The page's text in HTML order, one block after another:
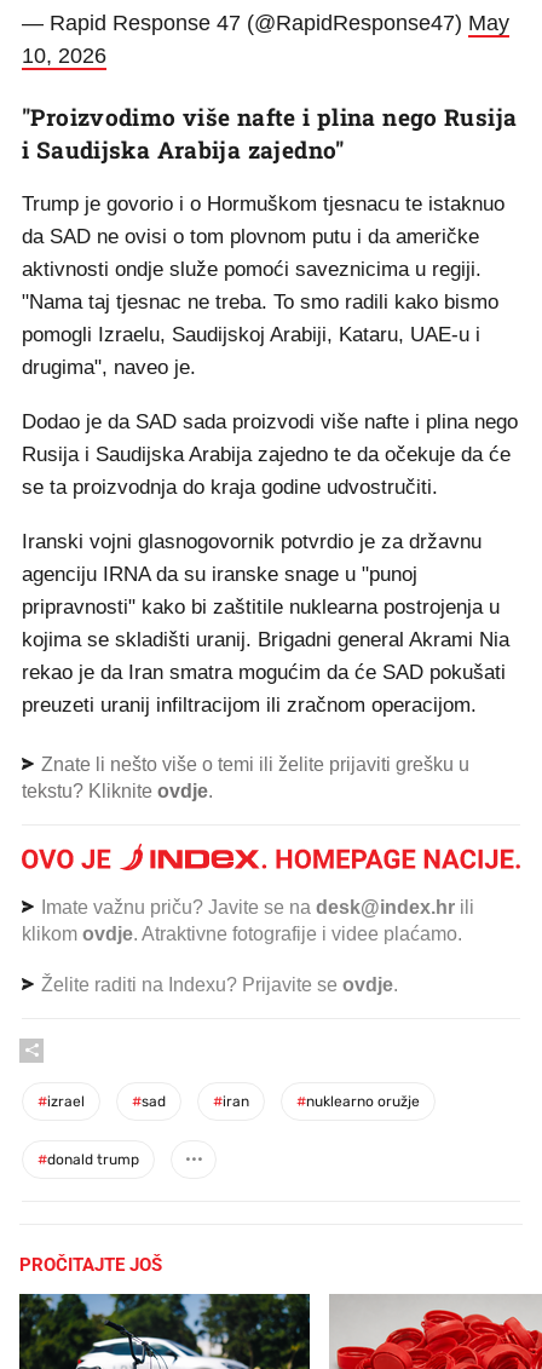
— Rapid Response 47 (@RapidResponse47) May
10, 2026
"Proizvodimo više nafte i plina nego Rusija
i Saudijska Arabija zajedno"
Trump je govorio i o Hormuškom tjesnacu te istaknuo
da SAD ne ovisi o tom plovnom putu i da američke
aktivnosti ondje služe pomoći saveznicima u regiji.
"Nama taj tjesnac ne treba. To smo radili kako bismo
pomogli Izraelu, Saudijskoj Arabiji, Kataru, UAE-u i
drugima", naveo je.
Dodao je da SAD sada proizvodi više nafte i plina nego
Rusija i Saudijska Arabija zajedno te da očekuje da će
se ta proizvodnja do kraja godine udvostručiti.
Iranski vojni glasnogovornik potvrdio je za državnu
agenciju IRNA da su iranske snage u "punoj
pripravnosti" kako bi zaštitile nuklearna postrojenja u
kojima se skladišti uranij. Brigadni general Akrami Nia
rekao je da Iran smatra mogućim da će SAD pokušati
preuzeti uranij infiltracijom ili zračnom operacijom.
Znate li nešto više o temi ili želite prijaviti grešku u
tekstu? Kliknite ovdje.
Imate važnu priču? Javite se na desk@index.hr ili
klikom ovdje. Atraktivne fotografije i videe plaćamo.
Želite raditi na Indexu? Prijavite se ovdje.
#izrael #sad #iran #nuklearno oružje
#donald trump
PROČITAJTE JOŠ